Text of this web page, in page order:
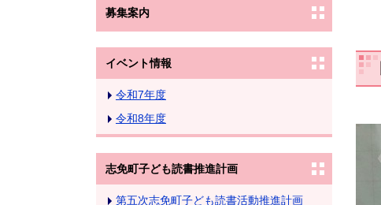
募集案内
イベント情報
令和7年度
令和8年度
志免町子ども読書推進計画
第五次志免町子ども読書活動推進計画